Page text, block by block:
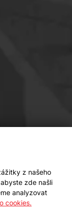
nás
z našeho
zde našli
analyzovat
cookies.